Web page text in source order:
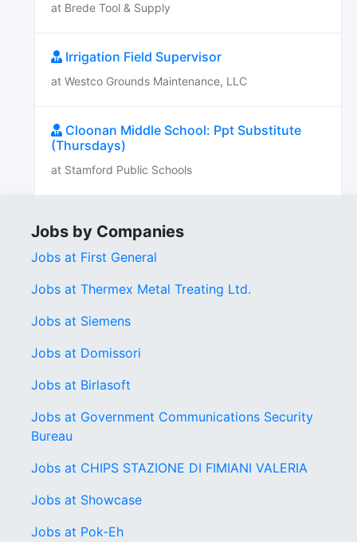
at Brede Tool & Supply
Irrigation Field Supervisor
at Westco Grounds Maintenance, LLC
Cloonan Middle School: Ppt Substitute
(Thursdays)
at Stamford Public Schools
Jobs by Companies
Jobs at First General
Jobs at Thermex Metal Treating Ltd.
Jobs at Siemens
Jobs at Domissori
Jobs at Birlasoft
Jobs at Government Communications Security
Bureau
Jobs at CHIPS STAZIONE DI FIMIANI VALERIA
Jobs at Showcase
Jobs at Pok-Eh